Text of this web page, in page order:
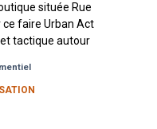
située Rue
ce faire Urban Act
tactique autour